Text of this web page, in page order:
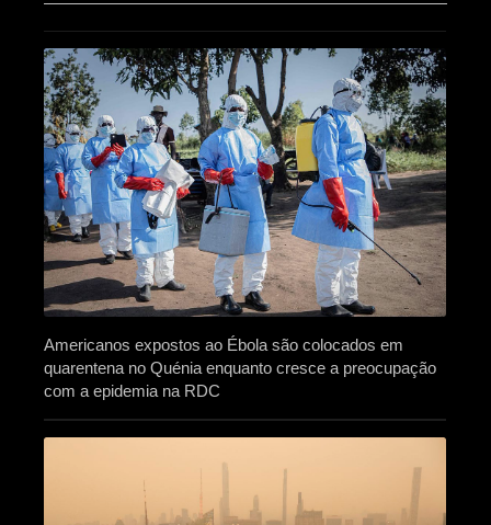
Americanos expostos ao Ébola são colocados em
quarentena no Quénia enquanto cresce a preocupação
com a epidemia na RDC